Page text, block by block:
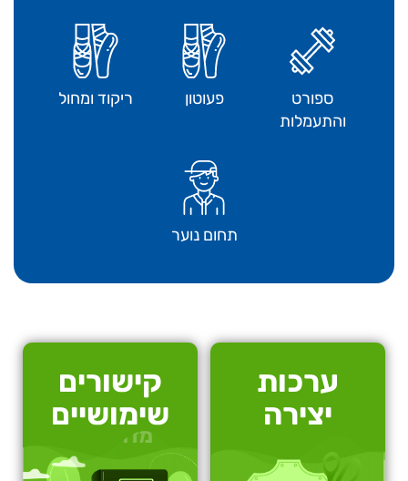
ספורט
והתעמלות
פעוטון ריקוד ומחול
תחום נוער
ערכות
יצירה
קישורים
שימושיים